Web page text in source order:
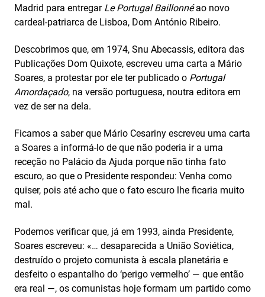
Madrid para entregar Le Portugal Baillonnéao novo
cardeal-patriarca de Lisboa, Dom António Ribeiro.
Descobrimos que, em 1974, Snu Abecassis, editora das
Publicações Dom Quixote, escreveu uma carta a Mário
Soares, a protestar por ele ter publicado o Portugal
Amordaçado, na versão portuguesa, noutra editora em
vez de ser na dela.
Ficamos a saber que Mário Cesariny escreveu uma carta
a Soares a informá-lo de que não poderia ir a uma
receção no Palácio da Ajuda porque não tinha fato
escuro, ao que o Presidente respondeu: Venha como
quiser, pois até acho que o fato escuro lhe ficaria muito
mal.
Podemos verificar que, já em 1993, ainda Presidente,
Soares escreveu: «… desaparecida a União Soviética,
destruído o projeto comunista à escala planetária e
desfeito o espantalho do ‘perigo vermelho’ — que então
era real —, os comunistas hoje formam um partido como